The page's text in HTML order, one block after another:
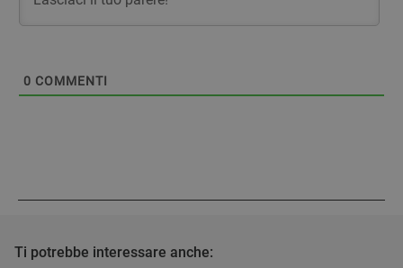
0 COMMENTI
Ti potrebbe interessare anche: